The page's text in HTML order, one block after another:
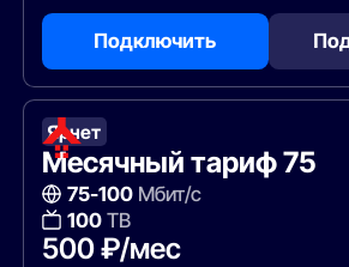
Подключить
Ярнет
Месячный тариф 75
75-100Мбит/с
100ТВ
500 ₽/мес